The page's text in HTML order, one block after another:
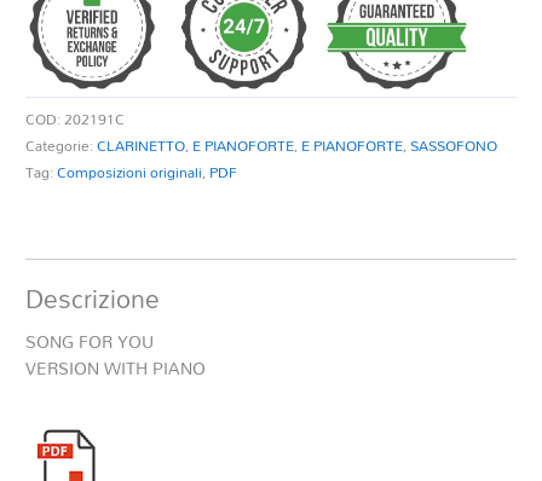
VERSION
WITH
PIANO
quantità
COD:202191C
Categorie:CLARINETTO, E PIANOFORTE, E PIANOFORTE,SASSOFONO
Tag:Composizioni originali, PDF
Descrizione
SONG FOR YOU
VERSION WITH PIANO